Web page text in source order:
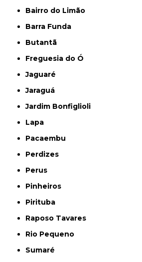
Bairro do Limão
Barra Funda
Butantã
Freguesia do Ó
Jaguaré
Jaraguá
Jardim Bonfiglioli
Lapa
Pacaembu
Perdizes
Perus
Pinheiros
Pirituba
Raposo Tavares
Rio Pequeno
Sumaré